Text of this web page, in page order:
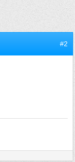
#2